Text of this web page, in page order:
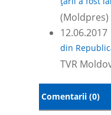
(Moldpres)
12.06.2017
din
TVR
Comentarii (0)